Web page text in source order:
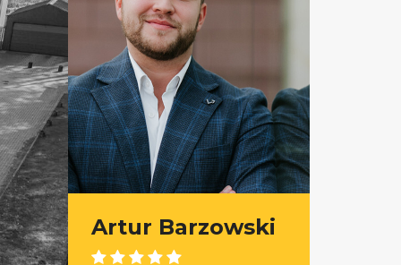
Artur Barzowski